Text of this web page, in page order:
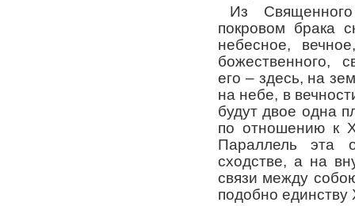
Из
покровом брака
небесное,
божественного,
его – здесь, на
на небе, в
будут двое одна
по отношению к
Параллель эта
сходстве, а на
связи между
подобно единству